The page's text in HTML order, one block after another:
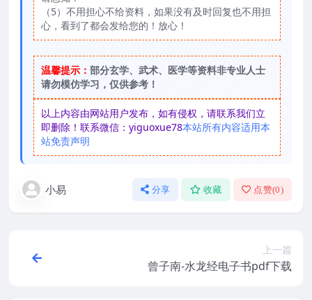
（5）不用担心不给资料，如果没有及时回复也不用担
心，看到了都会发给您的！放心！
温馨提示： 部分玄学、武术、医学等资料非专业人士
请勿模仿学习，仅供参考！
以上内容由网站用户发布，如有侵权，请联系我们立
即删除！联系微信：yiguoxue78本站所有内容适用本
站免责声明
小易 分享 收藏 点赞(0)
上一篇
曾子南-水龙经电子书pdf下载